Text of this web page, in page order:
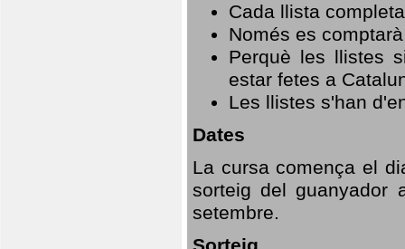
Cada llista
Només es
Perquè les llistes
estar fetes a
Les llistes s'han
Dates
La cursa comença el
sorteig del guanyador
setembre.